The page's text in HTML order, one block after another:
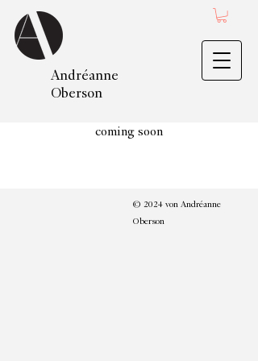
Andréanne
Oberson
coming soon
© 2024 von Andréanne
Oberson